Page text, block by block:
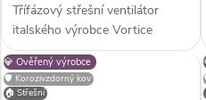
Třífázový střešní ventilátor
italského výrobce Vortice
Torrette TRT 15 E 4P s
horizontálním výfukem vhodný
pro montáž na střechy
💎 Ověřený výrobce
🛡️ Korozivzdorný kov
🏠 Střešní